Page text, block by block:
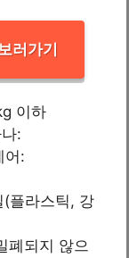
러가기
이하
:
어:
(플라스틱, 강
폐되지 않으